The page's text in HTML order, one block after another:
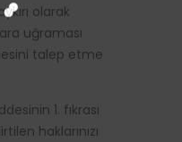
olarak
uğraması
talep etme
1. fıkrası
haklarınızı